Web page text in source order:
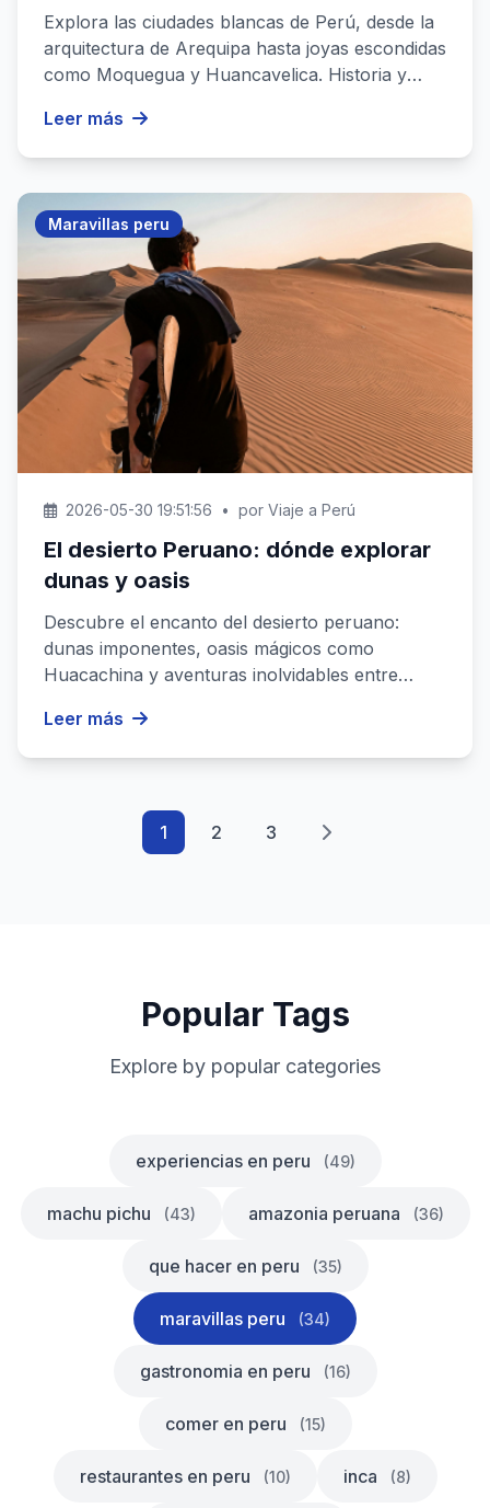
Explora las ciudades blancas de Perú, desde la
arquitectura de Arequipa hasta joyas escondidas
como Moquegua y Huancavelica. Historia y
Leer más
Maravillas peru
2026-05-30 19:51:56 • por Viaje a Perú
El desierto Peruano: dónde explorar
dunas y oasis
Descubre el encanto del desierto peruano:
dunas imponentes, oasis mágicos como
Huacachina y aventuras inolvidables entre
Leer más
1 2 3
Popular Tags
Explore by popular categories
experiencias en peru (49)
machu pichu (43) amazonia peruana (36)
que hacer en peru (35)
maravillas peru (34)
gastronomia en peru (16)
comer en peru (15)
restaurantes en peru (10) inca (8)